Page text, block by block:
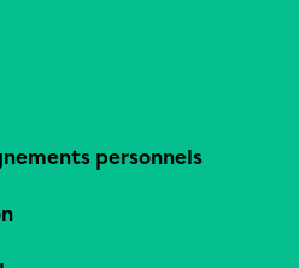
personnels